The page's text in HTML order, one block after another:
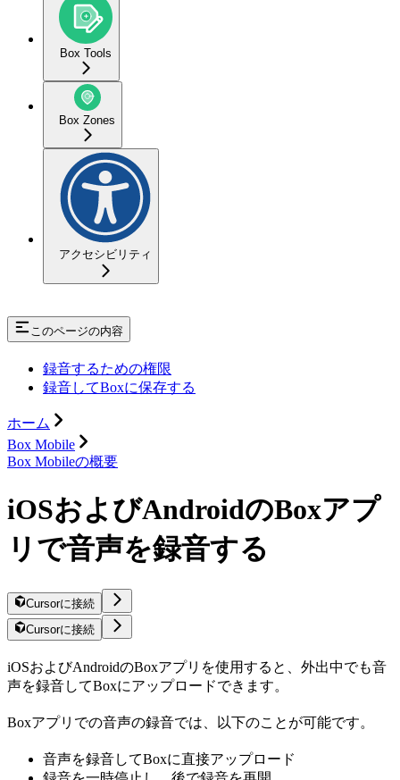
Box Tools
Box Zones
アクセシビリティ
このページの内容
録音するための権限
録音してBoxに保存する
ホーム
Box Mobile
Box Mobileの概要
iOSおよびAndroidのBoxアプ
リで音声を録音する
Cursorに接続
Cursorに接続
iOSおよびAndroidのBoxアプリを使用すると、外出中でも音
声を録音してBoxにアップロードできます。
Boxアプリでの音声の録音では、以下のことが可能です。
音声を録音してBoxに直接アップロード